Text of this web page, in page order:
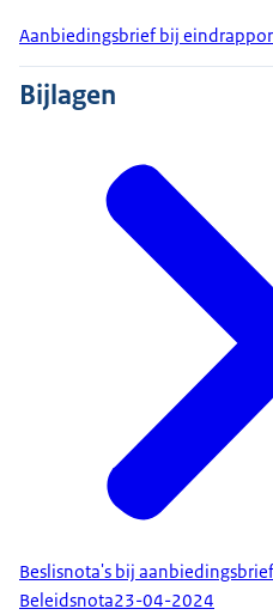
Aanbiedingsbrief bij
Bijlagen
Beslisnota's bij
Beleidsnota23-04-2024